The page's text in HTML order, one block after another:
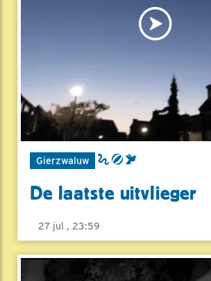
Gierzwaluw
De laatste uitvlieger
27 jul , 23:59